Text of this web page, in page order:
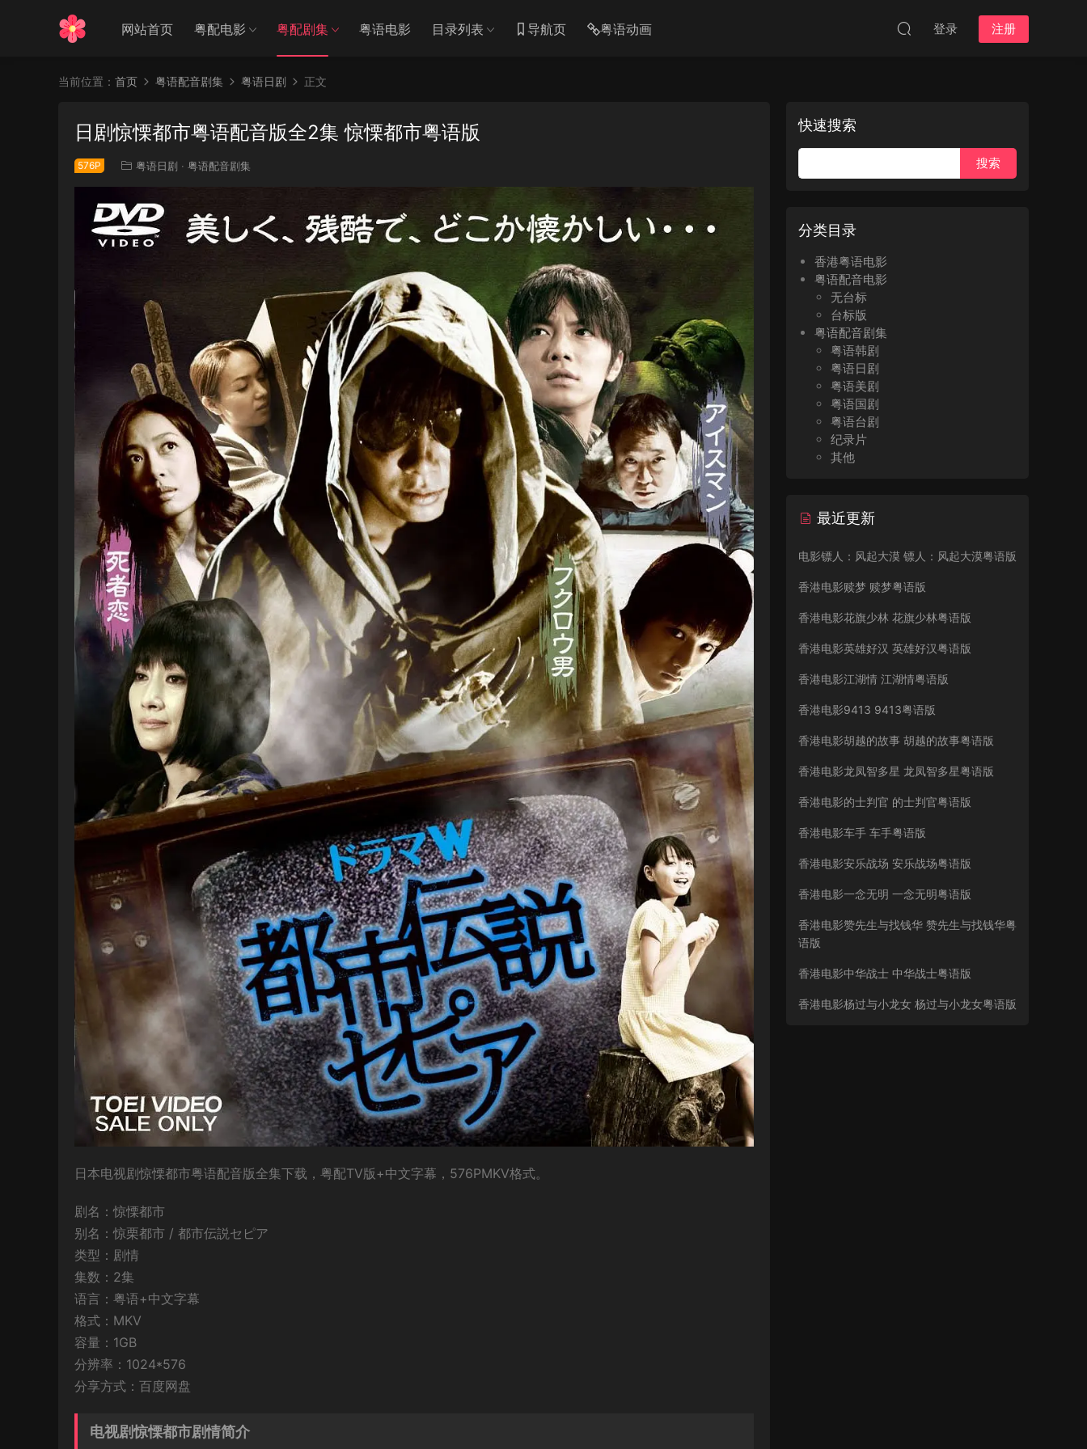
网站首页 粤配电影 粤配剧集 粤语电影 目录列表 导航页 粤语动画 登录 注册
当前位置： 首页 粤语配音剧集 粤语日剧 正文
日剧惊慄都市粤语配音版全2集 惊慄都市粤语版
576P 粤语日剧 · 粤语配音剧集
日本电视剧惊慄都市粤语配音版全集下载，粤配TV版+中文字幕，576PMKV格式。
剧名：惊慄都市
别名：惊栗都市 / 都市伝説セピア
类型：剧情
集数：2集
语言：粤语+中文字幕
格式：MKV
容量：1GB
分辨率：1024*576
分享方式：百度网盘
电视剧惊慄都市剧情简介
快速搜索
分类目录
香港粤语电影
粤语配音电影
无台标
台标版
粤语配音剧集
粤语韩剧
粤语日剧
粤语美剧
粤语国剧
粤语台剧
纪录片
其他
最近更新
电影镖人：风起大漠 镖人：风起大漠粤语版
香港电影赎梦 赎梦粤语版
香港电影花旗少林 花旗少林粤语版
香港电影英雄好汉 英雄好汉粤语版
香港电影江湖情 江湖情粤语版
香港电影9413 9413粤语版
香港电影胡越的故事 胡越的故事粤语版
香港电影龙凤智多星 龙凤智多星粤语版
香港电影的士判官 的士判官粤语版
香港电影车手 车手粤语版
香港电影安乐战场 安乐战场粤语版
香港电影一念无明 一念无明粤语版
香港电影赞先生与找钱华 赞先生与找钱华粤
语版
香港电影中华战士 中华战士粤语版
香港电影杨过与小龙女 杨过与小龙女粤语版